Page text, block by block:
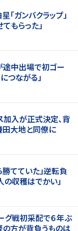
「ガンバクラップ」
もらった」
途中出場で初ゴー
つながる」
加入が正式決定、背
田大地と同僚に
勝てていた」逆転負
収穫はでかい」
グ戦初采配で６年ぶ
の方が背負うものは